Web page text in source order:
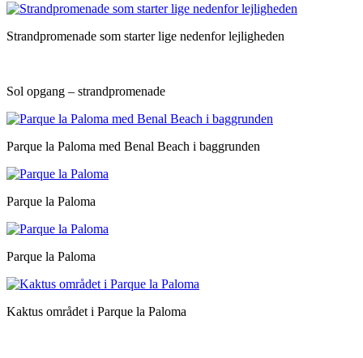
Strandpromenade som starter lige nedenfor lejligheden
Sol opgang – strandpromenade
Parque la Paloma med Benal Beach i baggrunden
Parque la Paloma
Parque la Paloma
Kaktus området i Parque la Paloma